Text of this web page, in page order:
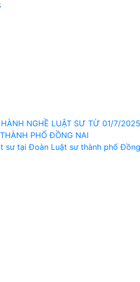
NGHỀ LUẬT SƯ TỪ 01/7/2025
PHỐ ĐỒNG NAI
sư tại Đoàn Luật sư thành phố